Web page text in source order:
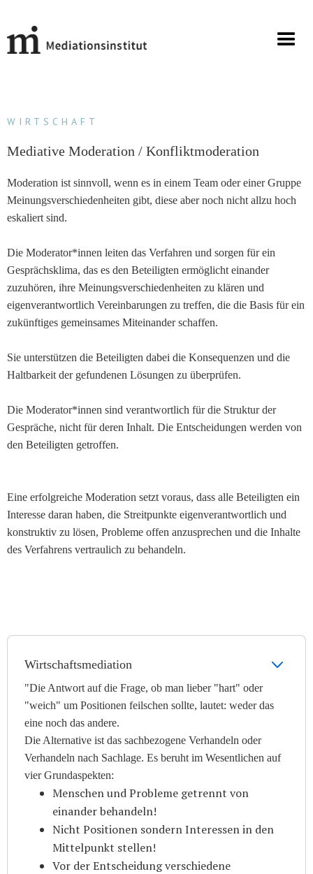
WIRTSCHAFT
Mediative Moderation / Konfliktmoderation
Moderation ist sinnvoll, wenn es in einem Team oder einer Gruppe
Meinungsverschiedenheiten gibt, diese aber noch nicht allzu hoch
eskaliert sind.
Die Moderator*innen leiten das Verfahren und sorgen für ein
Gesprächsklima, das es den Beteiligten ermöglicht einander
zuzuhören, ihre Meinungsverschiedenheiten zu klären und
eigenverantwortlich Vereinbarungen zu treffen, die die Basis für ein
zukünftiges gemeinsames Miteinander schaffen.
Sie unterstützen die Beteiligten dabei die Konsequenzen und die
Haltbarkeit der gefundenen Lösungen zu überprüfen.
Die Moderator*innen sind verantwortlich für die Struktur der
Gespräche, nicht für deren Inhalt. Die Entscheidungen werden von
den Beteiligten getroffen.
Eine erfolgreiche Moderation setzt voraus, dass alle Beteiligten ein
Interesse daran haben, die Streitpunkte eigenverantwortlich und
konstruktiv zu lösen, Probleme offen anzusprechen und die Inhalte
des Verfahrens vertraulich zu behandeln.
Wirtschaftsmediation
"Die Antwort auf die Frage, ob man lieber "hart" oder
"weich" um Positionen feilschen sollte, lautet: weder das
eine noch das andere.
Die Alternative ist das sachbezogene Verhandeln oder
Verhandeln nach Sachlage. Es beruht im Wesentlichen auf
vier Grundaspekten:
Menschen und Probleme getrennt von
einander behandeln!
Nicht Positionen sondern Interessen in den
Mittelpunkt stellen!
Vor der Entscheidung verschiedene